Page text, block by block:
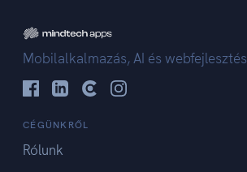
Mobilalkalmazás, AI és webfejlesztés
CÉGÜNKRŐL
Rólunk